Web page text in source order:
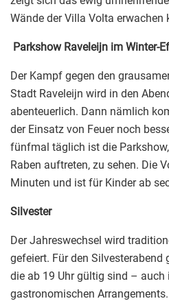
Wände der Villa Volta erwachen
Parkshow Raveleijn im Winter-
Der Kampf gegen den
Stadt Raveleijn wird in den
abenteuerlich. Dann nämlich
der Einsatz von Feuer noch
fünfmal täglich ist die
Raben auftreten, zu sehen. Die
Minuten und ist für Kinder ab
Silvester
Der Jahreswechsel wird
gefeiert. Für den Silvesterabend
die ab 19 Uhr gültig sind –
gastronomischen